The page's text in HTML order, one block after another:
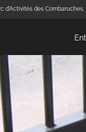
des Combaruches,